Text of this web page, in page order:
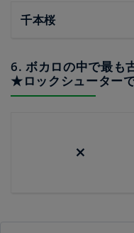
千本桜
6. ボカロの中で最も
★ロックシューター
×